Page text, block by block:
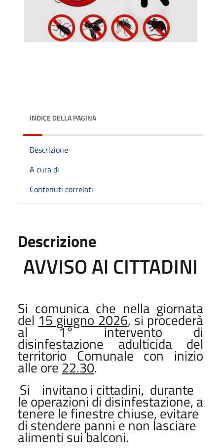
INDICE DELLA PAGINA
Descrizione
A cura di
Contenuti correlati
Descrizione
AVVISO Al CITTADINI
Si comunica che nella giornata
del15 giugno 2026, si procederà
al 1° intervento di
disinfestazione adulticida del
territorio Comunale con inizio
alle ore22.30.
Si
invitano i cittadini, durante
le operazioni di disinfestazione, a
tenere le finestre chiuse, evitare
di stendere panni e non lasciare
alimenti sui balconi.